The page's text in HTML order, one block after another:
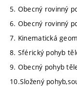
5. Obecný rovinný
6. Obecný rovinný
7. Kinematická
8. Sférický pohyb
9. Obecný pohyb
10.Složený